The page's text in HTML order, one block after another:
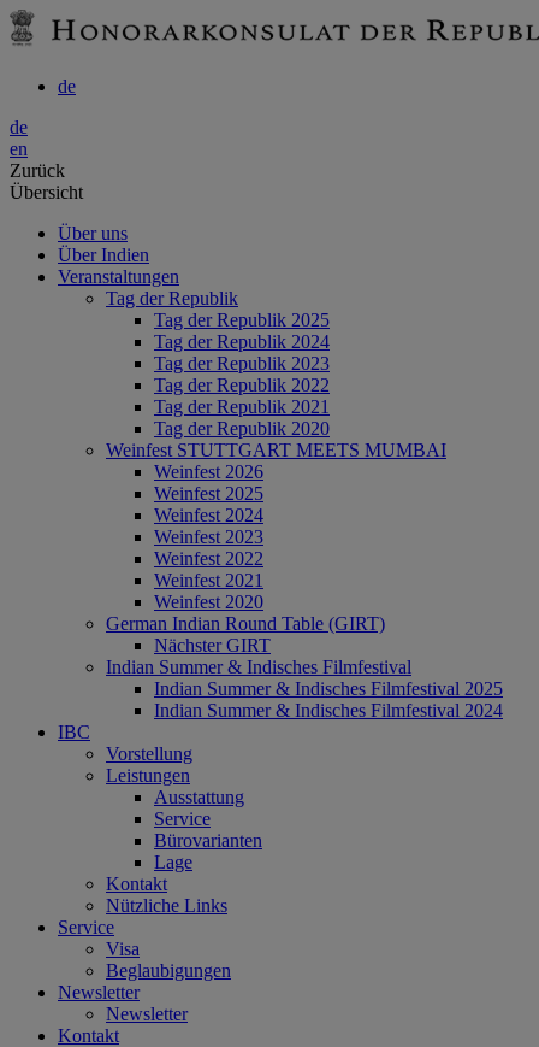
de
de
en
Zurück
Übersicht
Über uns
Über Indien
Veranstaltungen
Tag der Republik
Tag der Republik 2025
Tag der Republik 2024
Tag der Republik 2023
Tag der Republik 2022
Tag der Republik 2021
Tag der Republik 2020
Weinfest STUTTGART MEETS MUMBAI
Weinfest 2026
Weinfest 2025
Weinfest 2024
Weinfest 2023
Weinfest 2022
Weinfest 2021
Weinfest 2020
German Indian Round Table (GIRT)
Nächster GIRT
Indian Summer & Indisches Filmfestival
Indian Summer & Indisches Filmfestival 2025
Indian Summer & Indisches Filmfestival 2024
IBC
Vorstellung
Leistungen
Ausstattung
Service
Bürovarianten
Lage
Kontakt
Nützliche Links
Service
Visa
Beglaubigungen
Newsletter
Newsletter
Kontakt